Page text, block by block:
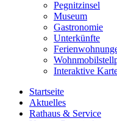
Pegnitzinsel
Museum
Gastronomie
Unterkünfte
Interaktive
Startseite
Aktuelles
Rathaus & Service